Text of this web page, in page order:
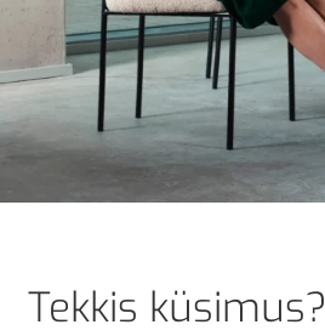
Tekkis küsimus?